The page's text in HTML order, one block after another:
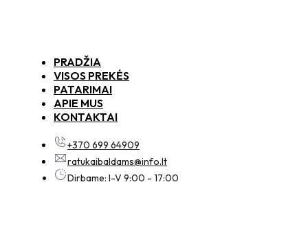
PRADŽIA
VISOS PREKĖS
PATARIMAI
APIE MUS
KONTAKTAI
+370 699 64909
ratukaibaldams@info.lt
Dirbame: I-V 9:00 - 17:00